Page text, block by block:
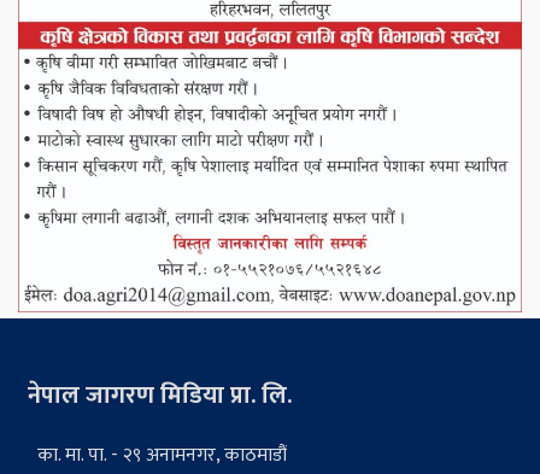
नेपाल जागरण मिडिया प्रा. लि.
का. मा. पा. - २९ अनामनगर, काठमाडौं